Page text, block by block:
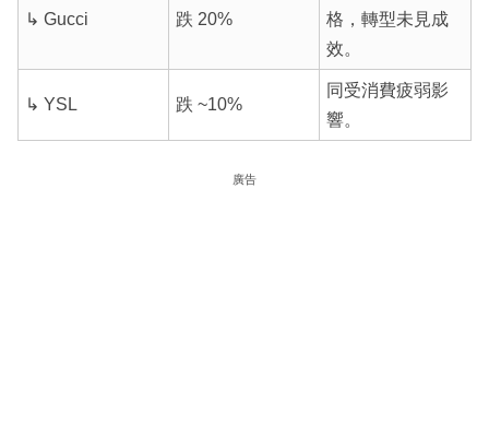
↳ Gucci 跌 20%
格，轉型未見成
效。
↳ YSL 跌 ~10%
同受消費疲弱影
響。
廣告